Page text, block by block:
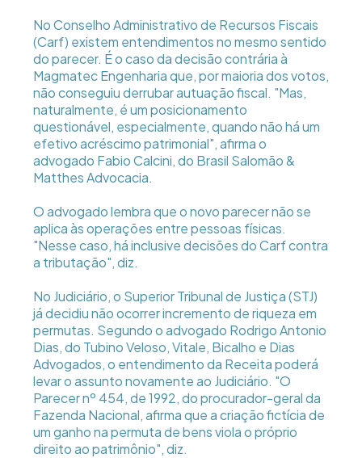
No Conselho Administrativo de Recursos Fiscais
(Carf) existem entendimentos no mesmo sentido
do parecer. É o caso da decisão contrária à
Magmatec Engenharia que, por maioria dos votos,
não conseguiu derrubar autuação fiscal. "Mas,
naturalmente, é um posicionamento
questionável, especialmente, quando não há um
efetivo acréscimo patrimonial", afirma o
advogado Fabio Calcini, do Brasil Salomão &
Matthes Advocacia.
O advogado lembra que o novo parecer não se
aplica às operações entre pessoas físicas.
"Nesse caso, há inclusive decisões do Carf contra
a tributação", diz.
No Judiciário, o Superior Tribunal de Justiça (STJ)
já decidiu não ocorrer incremento de riqueza em
permutas. Segundo o advogado Rodrigo Antonio
Dias, do Tubino Veloso, Vitale, Bicalho e Dias
Advogados, o entendimento da Receita poderá
levar o assunto novamente ao Judiciário. "O
Parecer nº 454, de 1992, do procurador-geral da
Fazenda Nacional, afirma que a criação fictícia de
um ganho na permuta de bens viola o próprio
direito ao patrimônio", diz.